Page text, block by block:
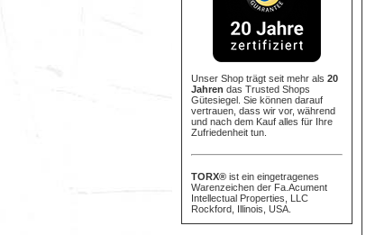
Unser Shop trägt seit mehr als 20
Jahren das Trusted Shops
Gütesiegel. Sie können darauf
vertrauen, dass wir vor, während
und nach dem Kauf alles für Ihre
Zufriedenheit tun.
TORX® ist ein eingetragenes
Warenzeichen der Fa.Acument
Intellectual Properties, LLC
Rockford, Illinois, USA.